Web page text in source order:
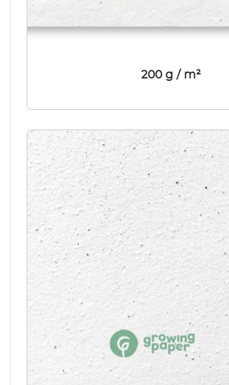
200 g / m²